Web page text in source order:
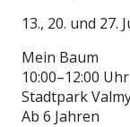
13., 20. und 27.
Mein Baum
10:00–12:00 Uhr
Stadtpark
Ab 6 Jahren